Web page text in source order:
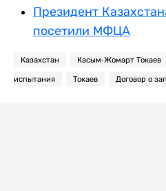
Президент
посетили МФЦА
Казахстан Касым-Жомарт Токаев
испытания Токаев Договор о